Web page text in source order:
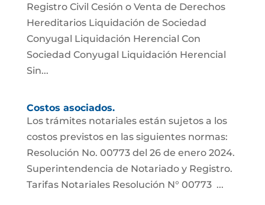
Registro Civil Cesión o Venta de Derechos
Hereditarios Liquidación de Sociedad
Conyugal Liquidación Herencial Con
Sociedad Conyugal Liquidación Herencial
Sin...
Costos asociados.
Los trámites notariales están sujetos a los
costos previstos en las siguientes normas:
Resolución No. 00773 del 26 de enero 2024.
Superintendencia de Notariado y Registro.
Tarifas Notariales Resolución N° 00773 ...